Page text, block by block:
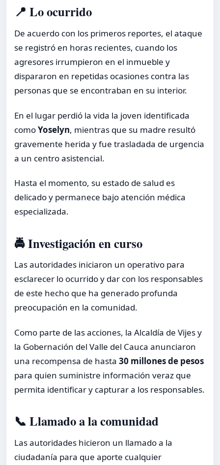
📍 Lo ocurrido
De acuerdo con los primeros reportes, el ataque
se registró en horas recientes, cuando los
agresores irrumpieron en el inmueble y
dispararon en repetidas ocasiones contra las
personas que se encontraban en su interior.
En el lugar perdió la vida la joven identificada
comoYoselyn, mientras que su madre resultó
gravemente herida y fue trasladada de urgencia
a un centro asistencial.
Hasta el momento, su estado de salud es
delicado y permanece bajo atención médica
especializada.
🚔 Investigación en curso
Las autoridades iniciaron un operativo para
esclarecer lo ocurrido y dar con los responsables
de este hecho que ha generado profunda
preocupación en la comunidad.
Como parte de las acciones, la Alcaldía de Vijes y
la Gobernación del Valle del Cauca anunciaron
una recompensa de hasta 30 millones de pesos
para quien suministre información veraz que
permita identificar y capturar a los responsables.
📞 Llamado a la comunidad
Las autoridades hicieron un llamado a la
ciudadanía para que aporte cualquier